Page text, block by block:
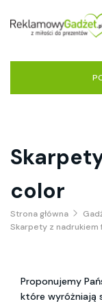
color
Strona główna
Skarpety z nadrukiem
Proponujemy
które wyróżniają